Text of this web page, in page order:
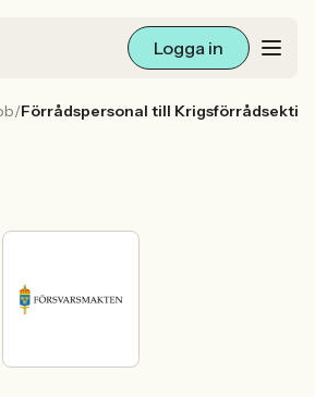
Logga in
/Förrådspersonal till